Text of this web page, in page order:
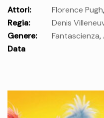
Attori: Florence Pugh,
Chalamet
Jason Momoa,
Robert Pattinson,Ida
Bankolé
Regia:
Denis
Genere:
Fantascienza,
Data